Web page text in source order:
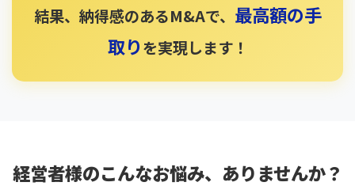
結果、納得感のあるM&Aで、 最高額の手
取りを実現します！
経営者様のこんなお悩み、ありませんか？